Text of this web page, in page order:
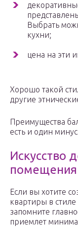
Выбрать
кухни;
цена на эти
Хорошо такой
другие
Преимущества
есть и один
Искусство
помещения
Если вы хотите
квартиры в
запомните
приемлет